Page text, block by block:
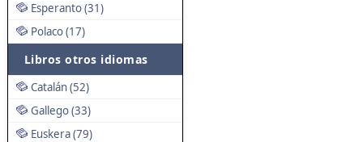
Esperanto (31)
Polaco (17)
Libros otros idiomas
Catalán (52)
Gallego (33)
Euskera (79)